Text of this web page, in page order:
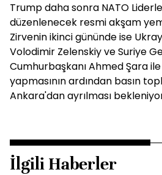
Trump daha sonra NATO
düzenlenecek resmi akşam
Zirvenin ikinci gününde ise
Volodimir Zelenskiy ve Suriye
Cumhurbaşkanı Ahmed Şara
yapmasının ardından basın
Ankara'dan ayrılması
İlgili Haberler